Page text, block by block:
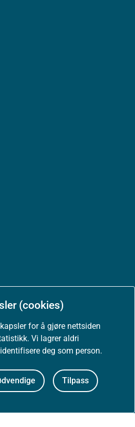
(cookies)
for å gjøre nettsiden
Vi lagrer aldri
deg som person.
Tilpass
(uustatus.no)